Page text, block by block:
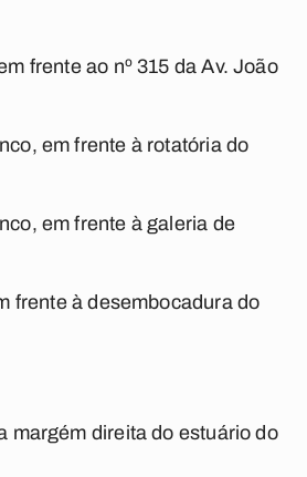
frente ao nº 315 da Av. João
em frente à rotatória do
em frente à galeria de
frente à desembocadura do
margém direita do estuário do